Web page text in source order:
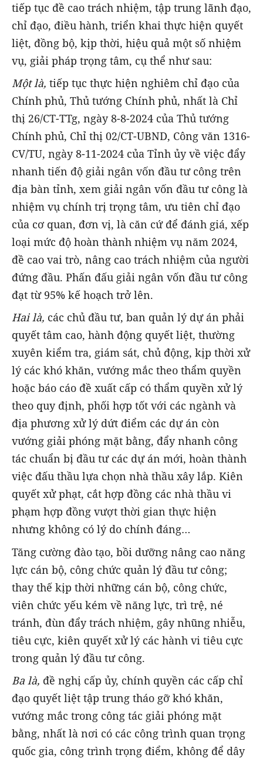
tiếp tục đề cao trách nhiệm, tập trung lãnh đạo,
chỉ đạo, điều hành, triển khai thực hiện quyết
liệt, đồng bộ, kịp thời, hiệu quả một số nhiệm
vụ, giải pháp trọng tâm, cụ thể như sau:
Một là, tiếp tục thực hiện nghiêm chỉ đạo của
Chính phủ, Thủ tướng Chính phủ, nhất là Chỉ
thị 26/CT-TTg, ngày 8-8-2024 của Thủ tướng
Chính phủ, Chỉ thị 02/CT-UBND, Công văn 1316-
CV/TU, ngày 8-11-2024 của Tỉnh ủy về việc đẩy
nhanh tiến độ giải ngân vốn đầu tư công trên
địa bàn tỉnh, xem giải ngân vốn đầu tư công là
nhiệm vụ chính trị trọng tâm, ưu tiên chỉ đạo
của cơ quan, đơn vị, là căn cứ để đánh giá, xếp
loại mức độ hoàn thành nhiệm vụ năm 2024,
đề cao vai trò, nâng cao trách nhiệm của người
đứng đầu. Phấn đấu giải ngân vốn đầu tư công
đạt từ 95% kế hoạch trở lên.
Hai là, các chủ đầu tư, ban quản lý dự án phải
quyết tâm cao, hành động quyết liệt, thường
xuyên kiểm tra, giám sát, chủ động, kịp thời xử
lý các khó khăn, vướng mắc theo thẩm quyền
hoặc báo cáo đề xuất cấp có thẩm quyền xử lý
theo quy định, phối hợp tốt với các ngành và
địa phương xử lý dứt điểm các dự án còn
vướng giải phóng mặt bằng, đẩy nhanh công
tác chuẩn bị đầu tư các dự án mới, hoàn thành
việc đấu thầu lựa chọn nhà thầu xây lắp. Kiên
quyết xử phạt, cắt hợp đồng các nhà thầu vi
phạm hợp đồng vượt thời gian thực hiện
nhưng không có lý do chính đáng…
Tăng cường đào tạo, bồi dưỡng nâng cao năng
lực cán bộ, công chức quản lý đầu tư công;
thay thế kịp thời những cán bộ, công chức,
viên chức yếu kém về năng lực, trì trệ, né
tránh, đùn đẩy trách nhiệm, gây nhũng nhiễu,
tiêu cực, kiên quyết xử lý các hành vi tiêu cực
trong quản lý đầu tư công.
Ba là, đề nghị cấp ủy, chính quyền các cấp chỉ
đạo quyết liệt tập trung tháo gỡ khó khăn,
vướng mắc trong công tác giải phóng mặt
bằng, nhất là nơi có các công trình quan trọng
quốc gia, công trình trọng điểm, không để dây